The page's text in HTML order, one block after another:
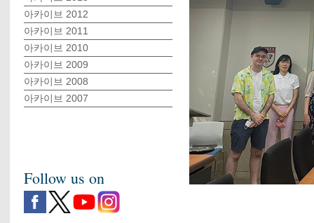
아카이브 2012
아카이브 2011
아카이브 2010
아카이브 2009
아카이브 2008
아카이브 2007
Follow us on